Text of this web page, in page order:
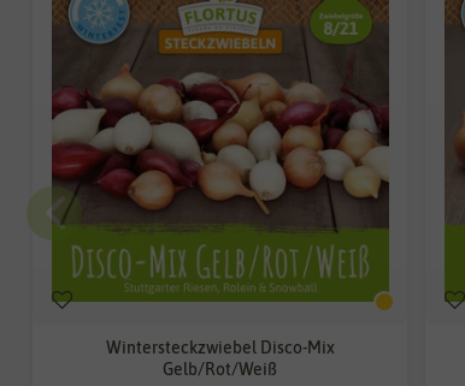
Wintersteckzwiebel Disco-Mix
Gelb/Rot/Weiß